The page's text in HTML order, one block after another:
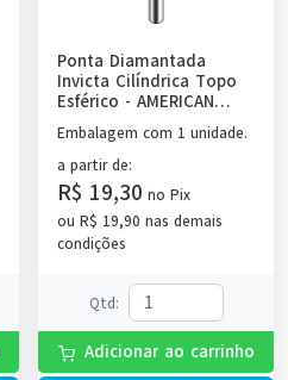
Ponta Diamantada
Invicta Cilíndrica Topo
Esférico - AMERICAN
BURRS
Embalagem com 1 unidade.
a partir de:
R$ 19,30 no Pix
ou R$ 19,90 nas demais
condições
Qtd:
Adicionar ao carrinho